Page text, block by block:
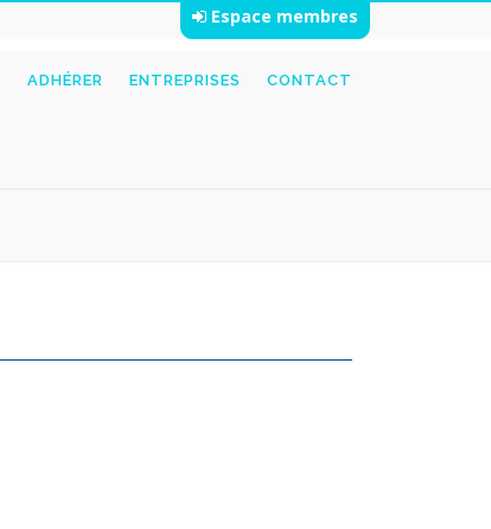
Espace membres
ADHÉRER ENTREPRISES CONTACT